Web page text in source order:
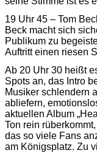
19 Uhr 45 – Tom
Beck macht sich
Publikum zu
Auftritt einen riesen
Ab 20 Uhr 30 heißt
Spots an, das Intro
Musiker schlendern
abliefern,
aktuellen Album
Ton rein
das so viele Fans
am Königsplatz. Zu